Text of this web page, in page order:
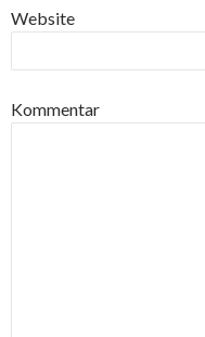
Website
Kommentar